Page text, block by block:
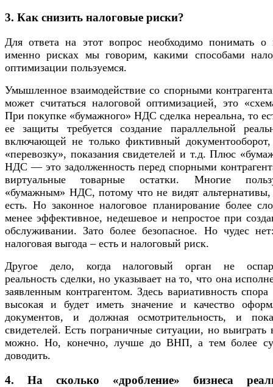
3. Как снизить налоговые риски?
Для ответа на этот вопрос необходимо понимать о
именно рисках мы говорим, какими способами
оптимизации пользуемся.
Умышленное взаимодействие со спорными
может считаться налоговой оптимизацией, это
При покупке «бумажного» НДС сделка нереальна, то
ее защиты требуется создание параллельной
включающей не только фиктивный
«перевозку», показания свидетелей и т.д. Плюс
НДС — это задолженность перед спорными
виртуальные товарные остатки. Многие
«бумажным» НДС, потому что не видят альтернативы,
есть. Но законное налоговое планирование более
менее эффективное, недешевое и непростое при
обслуживании. Зато более безопасное. Но чудес
налоговая выгода – есть и налоговый риск.
Другое дело, когда налоговый орган не
реальность сделки, но указывает на то, что она
заявленным контрагентом. Здесь вариативность спора
высокая и будет иметь значение и качество
документов, и должная осмотрительность, и
свидетелей. Есть пограничные ситуации, но выиграть
можно. Но, конечно, лучше до ВНП, а тем более
доводить.
4. На сколько «дробление» бизнеса